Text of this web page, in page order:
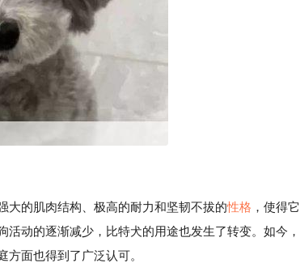
大的肌肉结构、极高的耐力和坚韧不拔的性格 ，使得它
动的逐渐减少，比特犬的用途也发生了转变。如今，
面也得到了广泛认可。